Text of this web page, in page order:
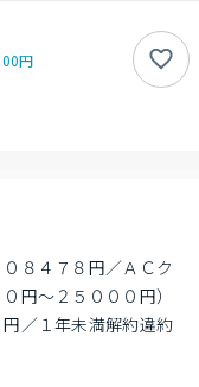
円
８４７８円／ＡＣク
円～２５０００円）
／１年未満解約違約